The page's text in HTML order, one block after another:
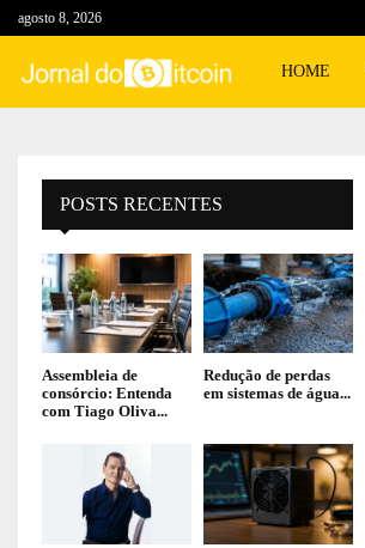
agosto 8, 2026
HOME
POSTS RECENTES
Assembleia de
consórcio: Entenda
com Tiago Oliva...
Redução de perdas
em sistemas de água...